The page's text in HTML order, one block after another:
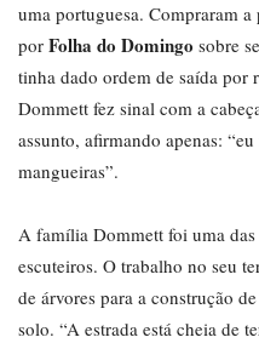
uma portuguesa. Compraram
por Folha do Domingo sobre
tinha dado ordem de saída por
Dommett fez sinal com a
assunto, afirmando apenas:
mangueiras”.
A família Dommett foi uma
escuteiros. O trabalho no seu
de árvores para a construção
solo. “A estrada está cheia de